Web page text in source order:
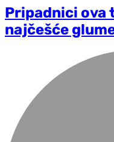
Pripadnici ova
najčešće